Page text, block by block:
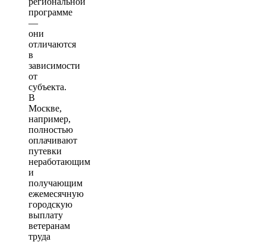
программе
—
они
отличаются
в
зависимости
от
субъекта.
В
Москве,
например,
полностью
оплачивают
путевки
неработающим
и
получающим
ежемесячную
городскую
выплату
ветеранам
труда